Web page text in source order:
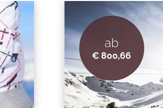
ab
€ 800,66